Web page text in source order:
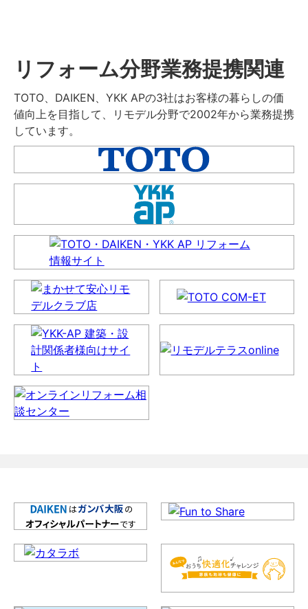
リフォーム分野業務提携関連
TOTO、DAIKEN、YKK APの3社はお客様の暮らしの価
値向上を目指して、リモデル分野で2002年から業務提携
しています。